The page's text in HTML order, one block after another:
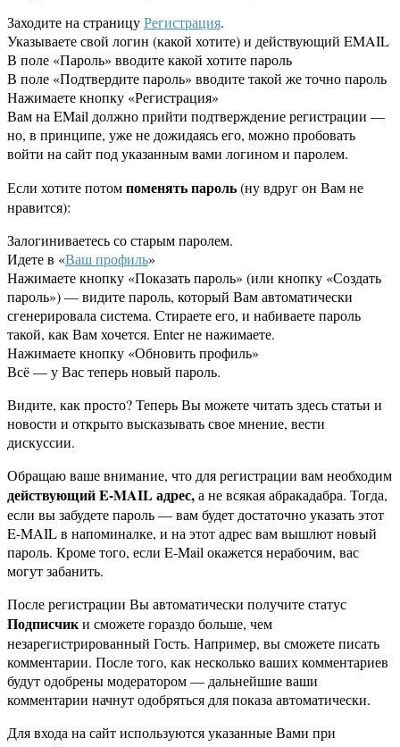
Заходите на страницуРегистрация.
Указываете свой логин (какой хотите) и действующий EMAIL
В поле «Пароль» вводите какой хотите пароль
В поле «Подтвердите пароль» вводите такой же точно пароль
Нажимаете кнопку «Регистрация»
Вам на EMail должно прийти подтверждение регистрации —
но, в принципе, уже не дожидаясь его, можно пробовать
войти на сайт под указанным вами логином и паролем.
Если хотите потомпоменять пароль(ну вдруг он Вам не
нравится):
Залогиниваетесь со старым паролем.
Идете в «Ваш профиль»
Нажимаете кнопку «Показать пароль» (или кнопку «Создать
пароль») — видите пароль, который Вам автоматически
сгенерировала система. Стираете его, и набиваете пароль
такой, как Вам хочется. Enter не нажимаете.
Нажимаете кнопку «Обновить профиль»
Всё — у Вас теперь новый пароль.
Видите, как просто? Теперь Вы можете читать здесь статьи и
новости и открыто высказывать свое мнение, вести
дискуссии.
Обращаю ваше внимание, что для регистрации вам необходим
действующий E-MAIL адрес,а не всякая абракадабра. Тогда,
если вы забудете пароль — вам будет достаточно указать этот
E-MAIL в напоминалке, и на этот адрес вам вышлют новый
пароль. Кроме того, если E-Mail окажется нерабочим, вас
могут забанить.
После регистрации Вы автоматически получите статус
Подписчики сможете гораздо больше, чем
незарегистрированный Гость. Например, вы сможете писать
комментарии. После того, как несколько ваших комментариев
будут одобрены модератором — дальнейшие ваши
комментарии начнут одобряться для показа автоматически.
Для входа на сайт используются указанные Вами при